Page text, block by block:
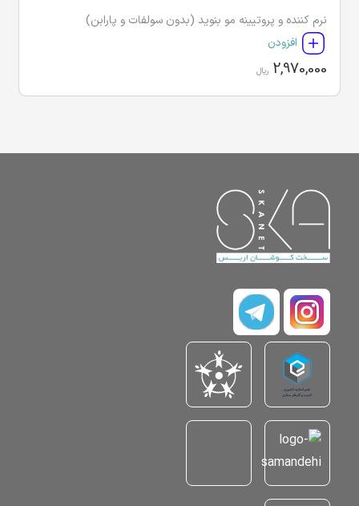
نرم کننده و پروتیینه مو بنوید (بدون سولفات و پارابن)
افزودن
2,970,000 ریال